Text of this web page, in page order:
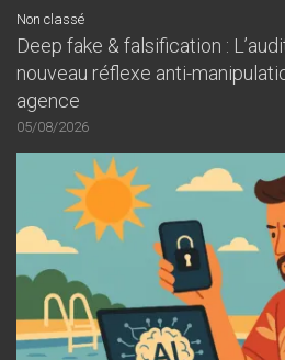
Non classé
Deep fake & falsification :
nouveau réflexe anti-
agence
05/08/2026